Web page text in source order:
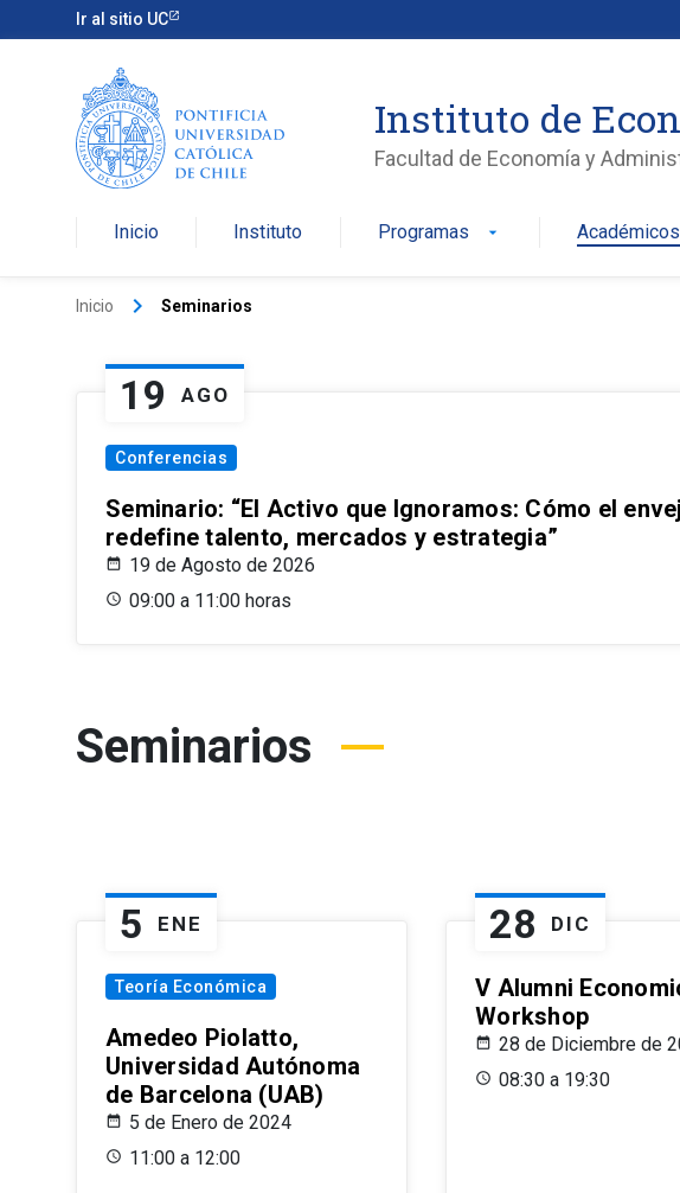
Ir al sitio UC
Instituto de
Facultad de Economía y
Inicio Instituto Programas arrow_drop_down
Inicio keyboard_arrow_right Seminarios
19 AGO
Conferencias
Seminario: “El Activo que Ignoramos: Cómo el
redefine talento, mercados y estrategia”
19 de Agosto de 2026
09:00 a 11:00 horas
Seminarios
5 ENE
Teoría Económica
Amedeo Piolatto,
Universidad Autónoma
de Barcelona (UAB)
5 de Enero de 2024
11:00 a 12:00
28 DIC
V Alumni
Workshop
28 de Diciembre de
08:30 a 19:30